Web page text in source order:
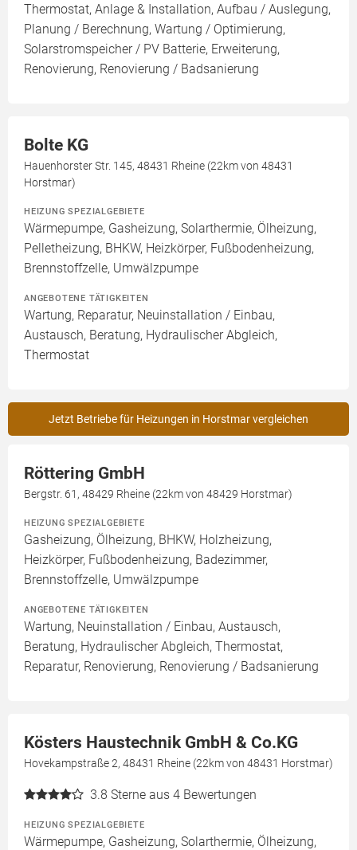
Thermostat, Anlage & Installation, Aufbau / Auslegung,
Planung / Berechnung, Wartung / Optimierung,
Solarstromspeicher / PV Batterie, Erweiterung,
Renovierung, Renovierung / Badsanierung
Bolte KG
Hauenhorster Str. 145, 48431 Rheine (22km von 48431
Horstmar)
HEIZUNG SPEZIALGEBIETE
Wärmepumpe, Gasheizung, Solarthermie, Ölheizung,
Pelletheizung, BHKW, Heizkörper, Fußbodenheizung,
Brennstoffzelle, Umwälzpumpe
ANGEBOTENE TÄTIGKEITEN
Wartung, Reparatur, Neuinstallation / Einbau,
Austausch, Beratung, Hydraulischer Abgleich,
Thermostat
Jetzt Betriebe für Heizungen in Horstmar vergleichen
Röttering GmbH
Bergstr. 61, 48429 Rheine (22km von 48429 Horstmar)
HEIZUNG SPEZIALGEBIETE
Gasheizung, Ölheizung, BHKW, Holzheizung,
Heizkörper, Fußbodenheizung, Badezimmer,
Brennstoffzelle, Umwälzpumpe
ANGEBOTENE TÄTIGKEITEN
Wartung, Neuinstallation / Einbau, Austausch,
Beratung, Hydraulischer Abgleich, Thermostat,
Reparatur, Renovierung, Renovierung / Badsanierung
Kösters Haustechnik GmbH & Co.KG
Hovekampstraße 2, 48431 Rheine (22km von 48431 Horstmar)
3.8 Sterne aus 4 Bewertungen
HEIZUNG SPEZIALGEBIETE
Wärmepumpe, Gasheizung, Solarthermie, Ölheizung,